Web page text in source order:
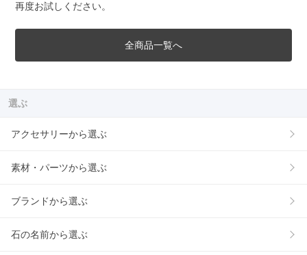
再度お試しください。
全商品一覧へ
選ぶ
アクセサリーから選ぶ
素材・パーツから選ぶ
ブランドから選ぶ
石の名前から選ぶ